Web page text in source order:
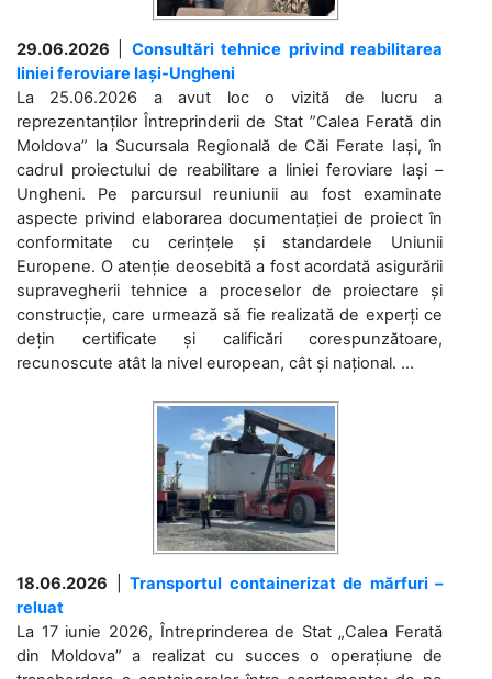
29.06.2026
Consultări tehnice privind reabilitarea
liniei feroviare Iași-Ungheni
La 25.06.2026 a avut loc o vizită de lucru a
reprezentanților Întreprinderii de Stat ”Calea Ferată din
Moldova” la Sucursala Regională de Căi Ferate Iași, în
cadrul proiectului de reabilitare a liniei feroviare Iași –
Ungheni. Pe parcursul reuniunii au fost examinate
aspecte privind elaborarea documentației de proiect în
conformitate cu cerințele și standardele Uniunii
Europene. O atenție deosebită a fost acordată asigurării
supravegherii tehnice a proceselor de proiectare și
construcție, care urmează să fie realizată de experți ce
dețin certificate și calificări corespunzătoare,
recunoscute atât la nivel european, cât și național. ...
18.06.2026
Transportul containerizat de mărfuri –
reluat
La 17 iunie 2026, Întreprinderea de Stat „Calea Ferată
din Moldova” a realizat cu succes o operațiune de